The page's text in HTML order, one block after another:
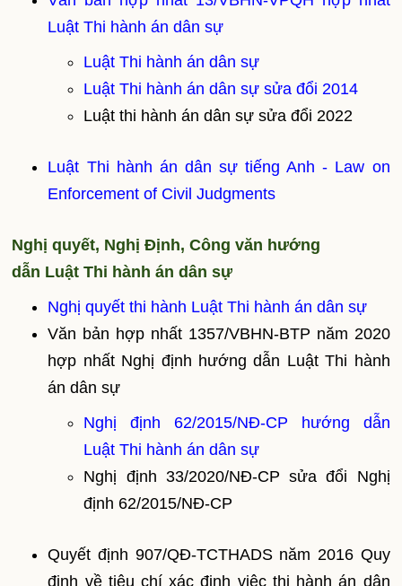
Luật Thi hành án dân sự
Luật Thi hành án dân sự
Luật Thi hành án dân sự sửa đổi 2014
Luật thi hành án dân sự sửa đổi 2022
Luật Thi hành án dân sự tiếng Anh - Law on
Enforcement of Civil Judgments
Nghị quyết, Nghị Định, Công văn hướng
dẫn Luật Thi hành án dân sự
Nghị quyết thi hành Luật Thi hành án dân sự
Văn bản hợp nhất 1357/VBHN-BTP năm 2020
hợp nhất Nghị định hướng dẫn Luật Thi hành
án dân sự
Nghị định 62/2015/NĐ-CP hướng dẫn
Luật Thi hành án dân sự
Nghị định 33/2020/NĐ-CP sửa đổi Nghị
định 62/2015/NĐ-CP
Quyết định 907/QĐ-TCTHADS năm 2016 Quy
định về tiêu chí xác định việc thi hành án dân